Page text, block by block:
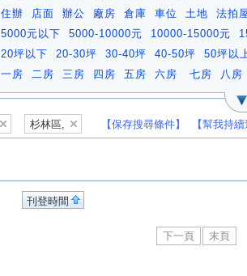
住辦 店面 辦公 廠房 倉庫 車位 土地
法拍
5000元以下 5000-10000元 10000-15000元
20坪以下 20-30坪 30-40坪 40-50坪
50坪以
一房 二房 三房 四房 五房 六房 七房 八房
杉林區, 【保存搜尋條件】 【幫我持
刊登時間
下一頁 末頁